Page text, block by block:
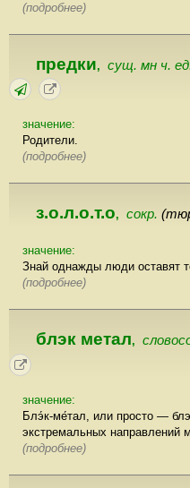
(подробнее)
предки, сущ. мн ч.
значение:
Родители.
(подробнее)
з.о.л.о.т.о, сокр.
значение:
Знай однажды люди оставят
(подробнее)
блэк метал,
значение:
Блэ́к-ме́тал, или просто —
экстремальных направлений
(подробнее)